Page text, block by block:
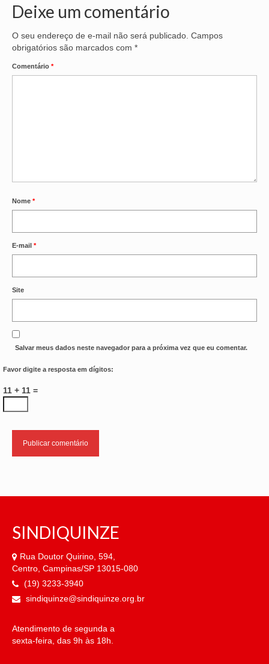
Deixe um comentário
O seu endereço de e-mail não será publicado. Campos
obrigatórios são marcados com *
Comentário *
Nome *
E-mail *
Site
Salvar meus dados neste navegador para a próxima vez que eu comentar.
Favor digite a resposta em dígitos:
11 + 11 =
SINDIQUINZE
Rua Doutor Quirino, 594,
Centro, Campinas/SP 13015-080
(19) 3233-3940
sindiquinze@sindiquinze.org.br
Atendimento de segunda a
sexta-feira, das 9h às 18h.